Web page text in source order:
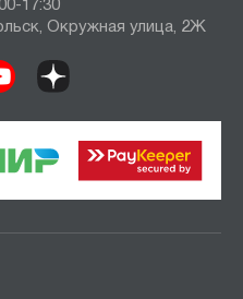
17:30
Окружная улица, 2Ж